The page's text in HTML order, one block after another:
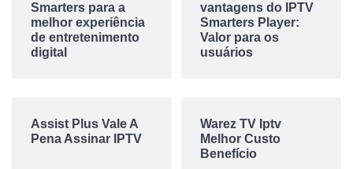
Smarters para a
melhor experiência
de entretenimento
digital
vantagens do IPTV
Smarters Player:
Valor para os
usuários
Assist Plus Vale A
Pena Assinar IPTV
Warez TV Iptv
Melhor Custo
Benefício